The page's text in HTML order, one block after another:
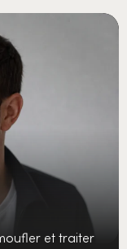
et traiter